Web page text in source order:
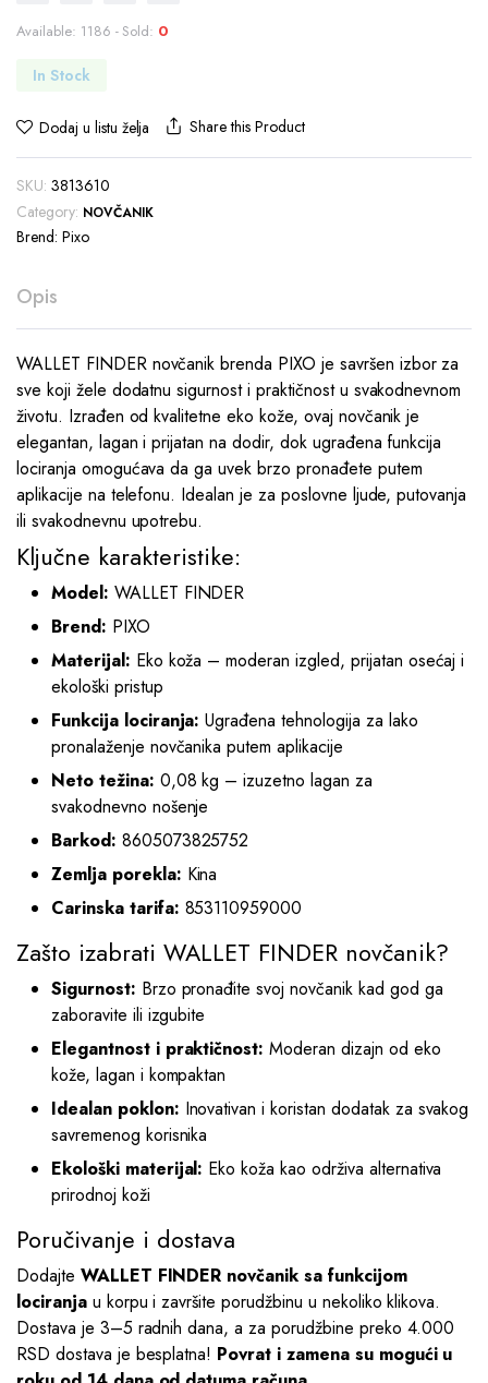
Available: 1186 - Sold: 0
In Stock
Dodaj u listu želja Share this Product
SKU: 3813610
Category: NOVČANIK
Brend: Pixo
Opis
WALLET FINDER novčanik brenda PIXO je savršen izbor za
sve koji žele dodatnu sigurnost i praktičnost u svakodnevnom
životu. Izrađen od kvalitetne eko kože, ovaj novčanik je
elegantan, lagan i prijatan na dodir, dok ugrađena funkcija
lociranja omogućava da ga uvek brzo pronađete putem
aplikacije na telefonu. Idealan je za poslovne ljude, putovanja
ili svakodnevnu upotrebu.
Ključne karakteristike:
Model: WALLET FINDER
Brend: PIXO
Materijal: Eko koža – moderan izgled, prijatan osećaj i
ekološki pristup
Funkcija lociranja: Ugrađena tehnologija za lako
pronalaženje novčanika putem aplikacije
Neto težina: 0,08 kg – izuzetno lagan za
svakodnevno nošenje
Barkod: 8605073825752
Zemlja porekla: Kina
Carinska tarifa: 853110959000
Zašto izabrati WALLET FINDER novčanik?
Sigurnost: Brzo pronađite svoj novčanik kad god ga
zaboravite ili izgubite
Elegantnost i praktičnost: Moderan dizajn od eko
kože, lagan i kompaktan
Idealan poklon: Inovativan i koristan dodatak za svakog
savremenog korisnika
Ekološki materijal: Eko koža kao održiva alternativa
prirodnoj koži
Poručivanje i dostava
Dodajte WALLET FINDER novčanik sa funkcijom
lociranjau korpu i završite porudžbinu u nekoliko klikova.
Dostava je 3–5 radnih dana, a za porudžbine preko 4.000
RSD dostava je besplatna! Povrat i zamena su mogući u